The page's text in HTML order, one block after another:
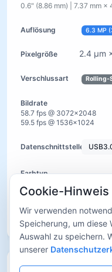
0.6" (8.86 mm) | 7.37 mm ×
6.3 MP
2.4 µm
Rolling-
58.7 fps @ 3072×2048
59.5 fps @ 1536×1024
Cookie-Hinweis
Wir verwenden
Speicherung, um diese
Auswahl zu speichern.
unserer